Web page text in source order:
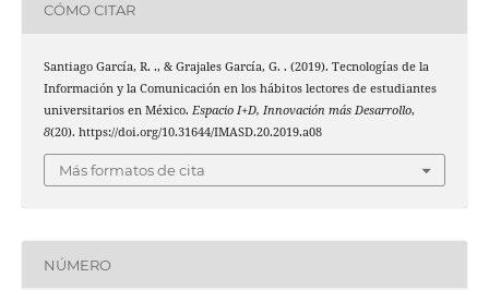
CÓMO CITAR
Santiago García, R. ., & Grajales García, G. . (2019). Tecnologías de la
Información y la Comunicación en los hábitos lectores de estudiantes
universitarios en México. Espacio I+D, Innovación más Desarrollo,
8(20). https://doi.org/10.31644/IMASD.20.2019.a08
Más formatos de cita
NÚMERO